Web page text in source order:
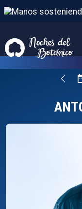
ANTOÑITO
27 FROM JUNE, 2026